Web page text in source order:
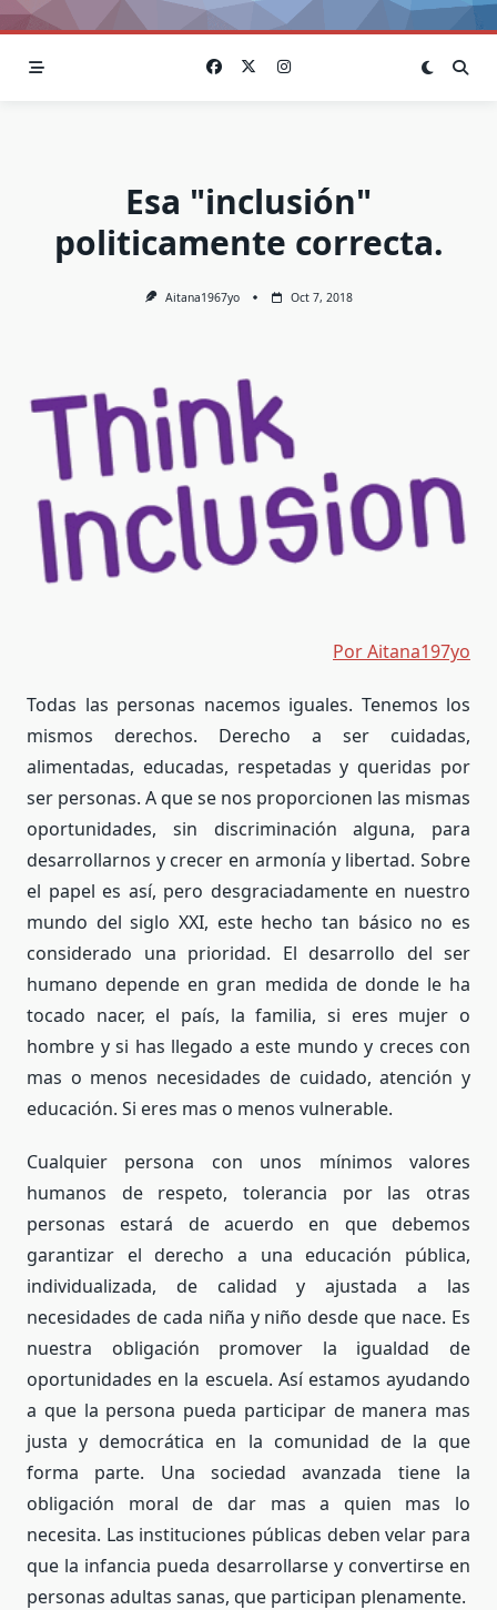
Esa "inclusión"
politicamente correcta.
Aitana1967yo Oct 7, 2018
Por Aitana197yo
Todas las personas nacemos iguales. Tenemos los
mismos derechos. Derecho a ser cuidadas,
alimentadas, educadas, respetadas y queridas por
ser personas. A que se nos proporcionen las mismas
oportunidades, sin discriminación alguna, para
desarrollarnos y crecer en armonía y libertad. Sobre
el papel es así, pero desgraciadamente en nuestro
mundo del siglo XXI, este hecho tan básico no es
considerado una prioridad. El desarrollo del ser
humano depende en gran medida de donde le ha
tocado nacer, el país, la familia, si eres mujer o
hombre y si has llegado a este mundo y creces con
mas o menos necesidades de cuidado, atención y
educación. Si eres mas o menos vulnerable.
Cualquier persona con unos mínimos valores
humanos de respeto, tolerancia por las otras
personas estará de acuerdo en que debemos
garantizar el derecho a una educación pública,
individualizada, de calidad y ajustada a las
necesidades de cada niña y niño desde que nace. Es
nuestra obligación promover la igualdad de
oportunidades en la escuela. Así estamos ayudando
a que la persona pueda participar de manera mas
justa y democrática en la comunidad de la que
forma parte. Una sociedad avanzada tiene la
obligación moral de dar mas a quien mas lo
necesita. Las instituciones públicas deben velar para
que la infancia pueda desarrollarse y convertirse en
personas adultas sanas, que participan plenamente.